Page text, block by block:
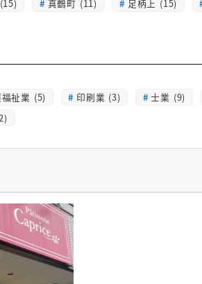
真鶴町 (11) 足柄上 (15)
祉業 (5) 印刷業 (3) 士業 (9)